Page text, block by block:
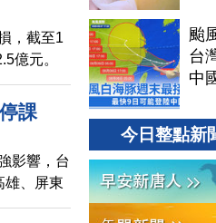
，截至1
億元。
露，因為
課
影響，台
雄、屏東
針對全台
颱
台
中
今日整點新